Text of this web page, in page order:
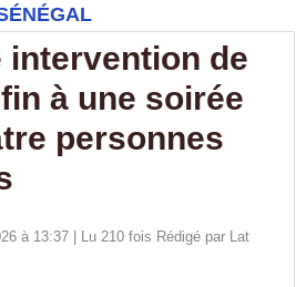
intervention de
à une soirée
personnes
à 13:37 | Lu 210 fois Rédigé par Lat